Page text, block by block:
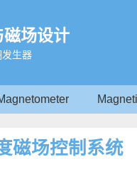
场设计
生器
磁场控制系统